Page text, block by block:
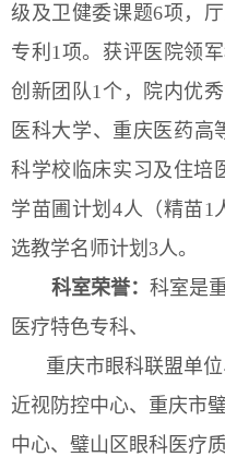
级及卫健委课题6项，
专利1项。 获评医院领
创新团队1个，院内优秀
医科大学、重庆医药高
科学校临床实习及住培
学苗圃计划4人（精苗1
选教学名师计划3人。
科室荣誉：科室是
医疗特色专科、
重庆市眼科联盟单
近视防控中心、 重庆市
中心、璧山区眼科医疗